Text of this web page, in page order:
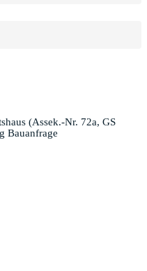
(Assek.-Nr. 72a, GS
Bauanfrage